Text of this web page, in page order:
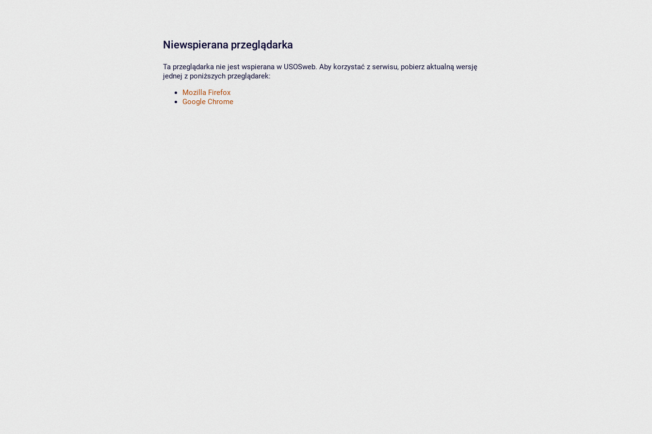
Niewspierana przeglądarka
Ta przeglądarka nie jest wspierana w USOSweb. Aby korzystać z serwisu, pobierz aktualną wersję
jednej z poniższych przeglądarek:
Mozilla Firefox
Google Chrome